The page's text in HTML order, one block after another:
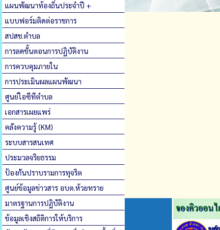
แผนพัฒนาท้องถิ่นประจำปี +
แบบฟอร์มติดต่อราชการ
สปสช.ตำบล
การลดขั้นตอนการปฏิบัติงาน
การควบคุมภายใน
การประเมินผลแผนพัฒนา
ศูนย์ไอซีทีตำบล
เอกสารเผยแพร่
คลังความรู้ (KM)
ระบบสารสนเทศ
ประมวลจริยธรรม
ป้องกันปราบรามการทุจริต
ศูนย์ข้อมูลข่าวสาร อบต.ห้วยทราย
มาตรฐานการปฏิบัติงาน
ข้อมูลเชิงสถิติการให้บริการ